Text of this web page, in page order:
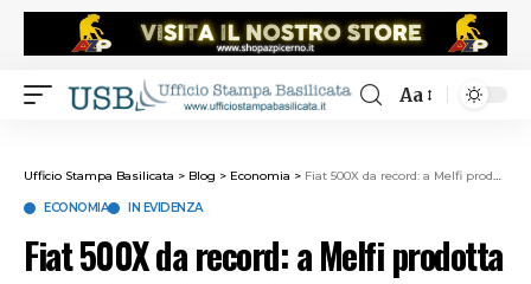
Aa
Ufficio Stampa Basilicata > Blog > Economia > Fiat 500X da record: a Melfi prodotta la 500millesima unità
ECONOMIA IN EVIDENZA
Fiat 500X da record: a Melfi prodotta